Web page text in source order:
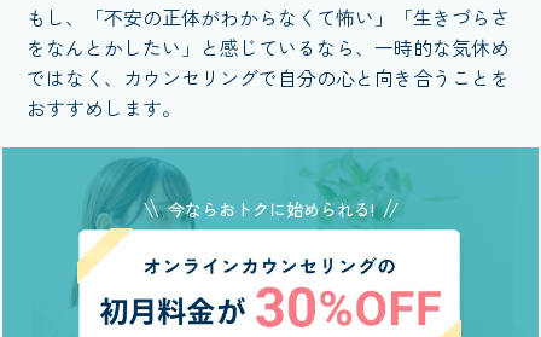
もし、「不安の正体がわからなくて怖い」「生きづらさ
をなんとかしたい」と感じているなら、一時的な気休め
ではなく、カウンセリングで自分の心と向き合うことを
おすすめします。
今ならおトクに始められる!